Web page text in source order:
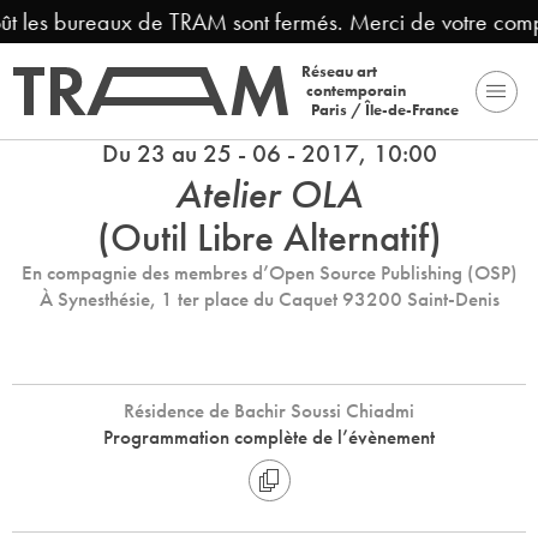
bureaux de TRAM sont fermés. Merci de votre
Réseau art
contemporain
Paris / Île-de-France
Du 23 au 25 - 06 - 2017, 10:00
Atelier OLA
(Outil Libre Alternatif)
En compagnie des membres d’Open Source Publishing (OSP)
À Synesthésie, 1 ter place du Caquet 93200 Saint-Denis
Résidence de Bachir Soussi Chiadmi
Programmation complète de l’évènement